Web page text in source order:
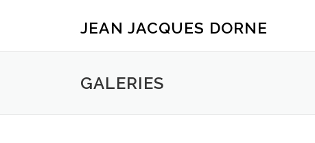
JEAN JACQUES DORNE
GALERIES